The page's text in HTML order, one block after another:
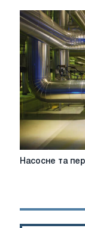
подачі
рідких
добрив
та
пестицидів
Насосне
від
Насосне та